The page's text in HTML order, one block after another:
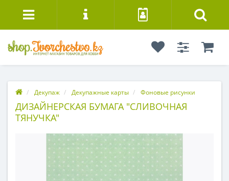
Декупаж Декупажные карты Фоновые рисунки
ДИЗАЙНЕРСКАЯ БУМАГА "СЛИВОЧНАЯ
ТЯНУЧКА"